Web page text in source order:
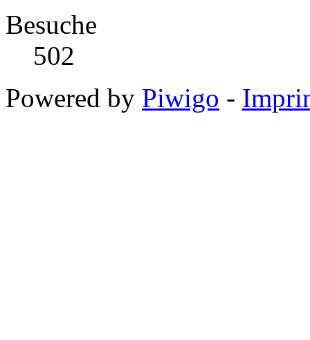
Besuche
502
Powered by Piwigo -